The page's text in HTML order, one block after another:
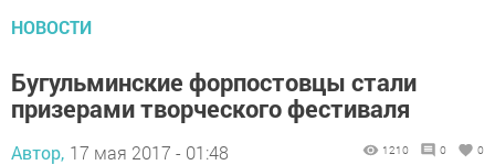
НОВОСТИ
Бугульминские форпостовцы стали
призерами творческого фестиваля
Автор, 17 мая 2017 - 01:48 1210 0 0